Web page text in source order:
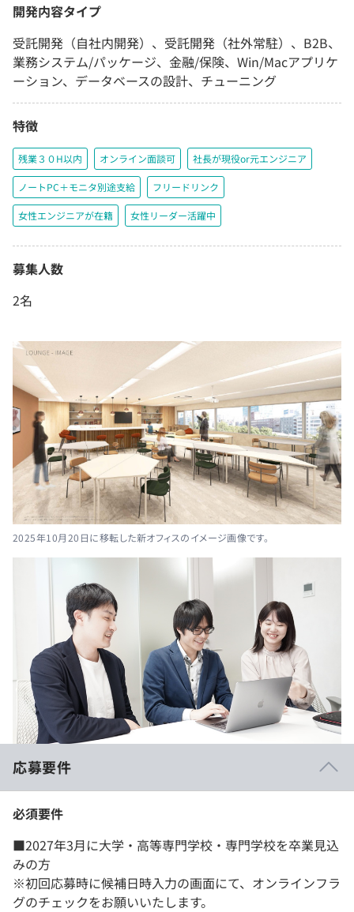
開発内容タイプ
受託開発（自社内開発）、受託開発（社外常駐）、B2B、
業務システム/パッケージ、金融/保険、Win/Macアプリケ
ーション、データベースの設計、チューニング
特徴
残業３０H以内 オンライン面談可 社長が現役or元エンジニア
ノートPC＋モニタ別途支給 フリードリンク
女性エンジニアが在籍 女性リーダー活躍中
募集人数
2名
2025年10月20日に移転した新オフィスのイメージ画像です。
応募要件
必須要件
■2027年3月に大学・高等専門学校・専門学校を卒業見込
みの方
※初回応募時に候補日時入力の画面にて、オンラインフラ
グのチェックをお願いいたします。